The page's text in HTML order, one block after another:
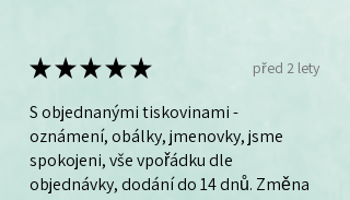
★★★★★ před 2 lety
S objednanými tiskovinami -
oznámení, obálky, jmenovky, jsme
spokojeni, vše vpořádku dle
objednávky, dodání do 14 dnů. Změna